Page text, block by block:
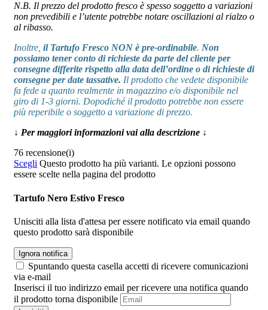
N.B. Il prezzo del prodotto fresco è spesso soggetto a variazioni
non prevedibili e l’utente potrebbe notare oscillazioni al rialzo o
al ribasso.
Inoltre, il Tartufo Fresco NON è pre-ordinabile. Non
possiamo tener conto di richieste da parte del cliente per
consegne differite rispetto alla data dell’ordine o di richieste di
consegne per date tassative. Il prodotto che vedete disponibile
fa fede a quanto realmente in magazzino e/o disponibile nel
giro di 1-3 giorni. Dopodiché il prodotto potrebbe non essere
più reperibile o soggetto a variazione di prezzo.
↓ Per maggiori informazioni vai alla descrizione ↓
76 recensione(i)
Scegli Questo prodotto ha più varianti. Le opzioni possono
essere scelte nella pagina del prodotto
Tartufo Nero Estivo Fresco
Unisciti alla lista d'attesa per essere notificato via email quando
questo prodotto sarà disponibile
Ignora notifica
Spuntando questa casella accetti di ricevere comunicazioni
via e-mail
Inserisci il tuo indirizzo email per ricevere una notifica quando
il prodotto torna disponibile